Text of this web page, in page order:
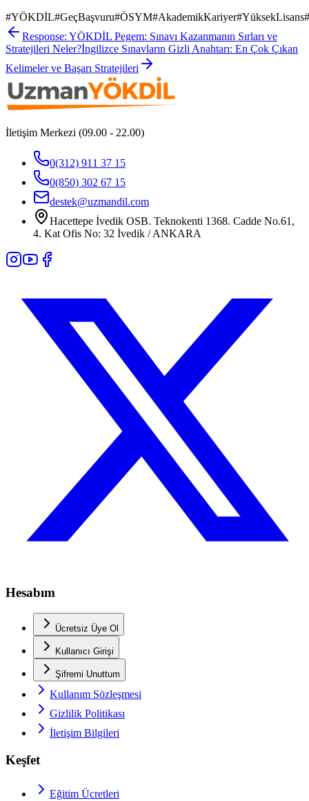
#YÖKDİL#GeçBaşvuru#ÖSYM#AkademikKariyer#YüksekLisans#
Response: YÖKDİL Pegem: Sınavı Kazanmanın Sırları ve
Stratejileri Neler?İngilizce Sınavların Gizli Anahtarı: En Çok Çıkan
Kelimeler ve Başarı Stratejileri
İletişim Merkezi (09.00 - 22.00)
0(312) 911 37 15
0(850) 302 67 15
destek@uzmandil.com
Hacettepe İvedik OSB. Teknokenti 1368. Cadde No.61,
4. Kat Ofis No: 32 İvedik / ANKARA
Hesabım
Ücretsiz Üye Ol
Kullanıcı Girişi
Şifremi Unuttum
Kullanım Sözleşmesi
Gizlilik Politikası
İletişim Bilgileri
Keşfet
Eğitim Ücretleri